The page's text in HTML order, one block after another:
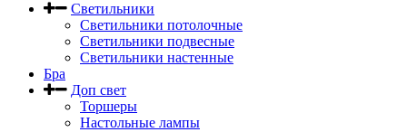
Светильники
Светильники потолочные
Светильники подвесные
Светильники настенные
Бра
Доп свет
Торшеры
Настольные лампы